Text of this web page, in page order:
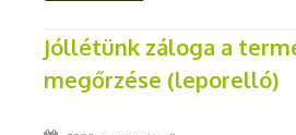
Jóllétünk záloga a
megőrzése (leporelló)